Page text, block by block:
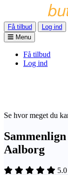
Få tilbud
Log ind
Menu
Få tilbud
Log ind
Se hvor meget du
Aalborg
5.0